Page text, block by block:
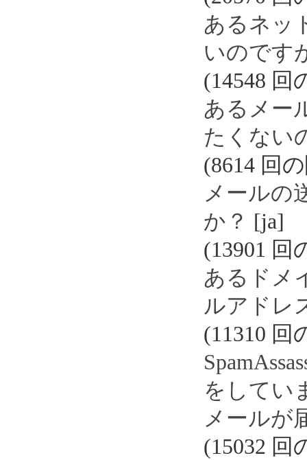
あるネッ
いのです
(14548 回
あるメー
たくない
(8614 回
メールの
か？ [ja]
(13901 回
あるドメ
ルアドレ
(11310 回
をしてい
メールが
(15032 回